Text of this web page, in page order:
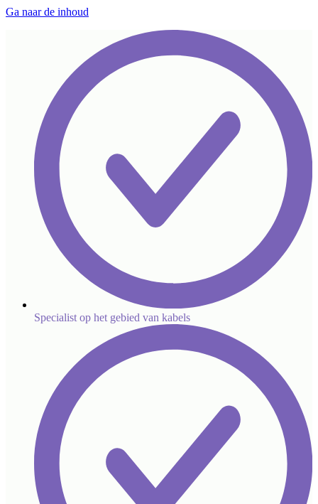
Ga naar de inhoud
Specialist op het gebied van kabels